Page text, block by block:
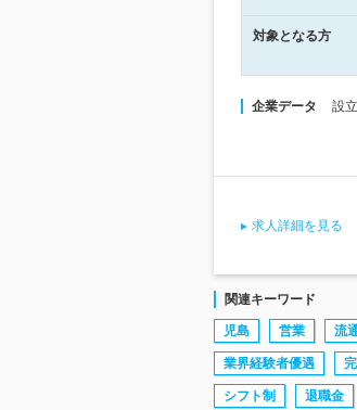
対象となる方
企業データ 設
求人詳細を見る
関連キーワード
児島 営業 流
業界経験者優遇
シフト制 退職金